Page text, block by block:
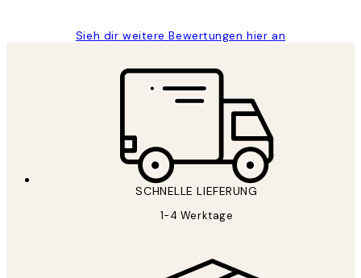
Sieh dir weitere Bewertungen hier an
SCHNELLE LIEFERUNG
1-4 Werktage